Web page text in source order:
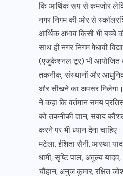
कि आर्थिक रूप से कमजोर लेकिन
नगर निगम की ओर से
आर्थिक अभाव किसी भी बच्चे
साथ ही नगर निगम मेधावी
(एजुकेशनल टूर) भी आयोजित
तकनीक, संस्थानों और
और सीखने का अवसर मिलेगा।
ने कहा कि वर्तमान समय
को तकनीकी ज्ञान, संवाद
करने पर भी ध्यान देना
मटेला, ईशिता सैनी, आस्था
धामी, सृष्टि पाल, अतुल्य
चौहान, अनुज कुमार, रक्षित